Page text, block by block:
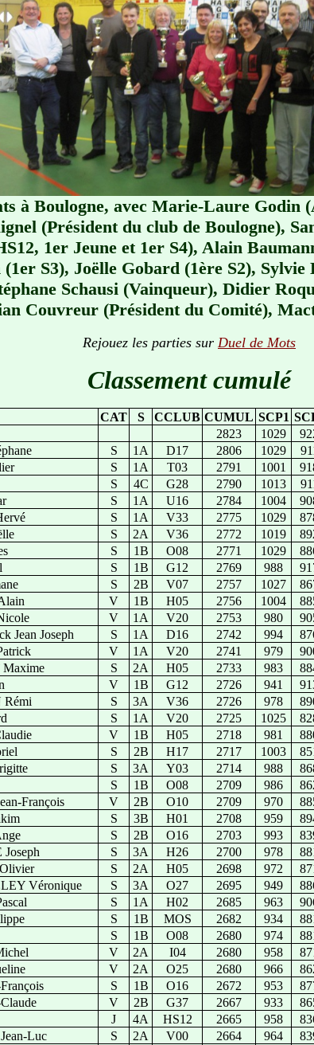
à Boulogne, avec Marie-Laure Godin
(Président du club de Boulogne),
1er Jeune et 1er S4), Alain
S3), Joëlle Gobard (1ère S2), Sylvie
Schausi (Vainqueur), Didier
Couvreur (Président du Comité),
Rejouez les parties sur Duel de Mots
Classement cumulé
CAT S CCLUB CUMUL SCP1
2823 1029
S 1A D17 2806 1029
S 1A T03 2791 1001
S 4C G28 2790 1013
S 1A U16 2784 1004
S 1A V33 2775 1029
S 2A V36 2772 1019
S 1B O08 2771 1029
S 1B G12 2769 988
S 2B V07 2757 1027
V 1B H05 2756 1004
V 1A V20 2753 980
Jean Joseph S 1A D16 2742 994
V 1A V20 2741 979
S 2A H05 2733 983
V 1B G12 2726 941
S 3A V36 2726 978
S 1A V20 2725 1025
V 1B H05 2718 981
S 2B H17 2717 1003
S 3A Y03 2714 988
S 1B O08 2709 986
François V 2B O10 2709 970
S 3B H01 2708 959
S 2B O16 2703 993
S 3A H26 2700 978
S 2A H05 2698 972
Véronique S 3A O27 2695 949
S 1A H02 2685 963
S 1B MOS 2682 934
S 1B O08 2680 974
V 2A I04 2680 958
V 2A O25 2680 966
S 1B O16 2672 953
V 2B G37 2667 933
J 4A HS12 2665 958
Luc S 2A V00 2664 964